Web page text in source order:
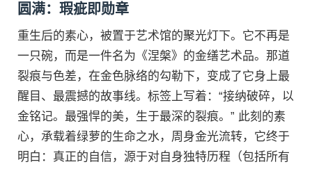
圆满：瑕疵即勋章
重生后的素心，被置于艺术馆的聚光灯下。它不再是
一只碗，而是一件名为《涅槃》的金缮艺术品。那道
裂痕与色差，在金色脉络的勾勒下，变成了它身上最
醒目、最震撼的故事线。标签上写着：“接纳破碎，以
金铭记。最强悍的美，生于最深的裂痕。” 此刻的素
心，承载着绿萝的生命之水，周身金光流转，它终于
明白：真正的自信，源于对自身独特历程（包括所有